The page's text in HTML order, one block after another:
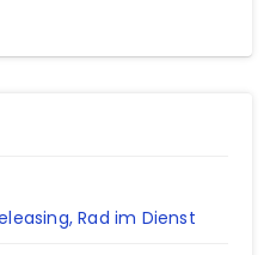
Rad im Dienst